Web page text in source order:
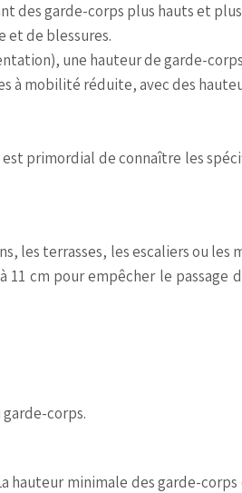
des garde-corps plus hauts et
et de blessures.
une hauteur de garde-
à mobilité réduite, avec des
primordial de connaître les
les terrasses, les escaliers ou les
cm pour empêcher le passage
corps.
minimale des garde-